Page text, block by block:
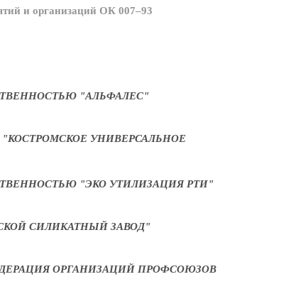
и организаций ОК 007–93
"АЛЬФАЛЕС"
УНИВЕРСАЛЬНОЕ
"ЭКО УТИЛИЗАЦИЯ РТИ"
СИЛИКАТНЫЙ ЗАВОД"
ОРГАНИЗАЦИЙ ПРОФСОЮЗОВ